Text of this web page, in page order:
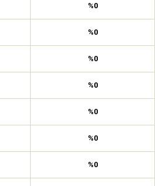
%0
%0
%0
%0
%0
%0
%0